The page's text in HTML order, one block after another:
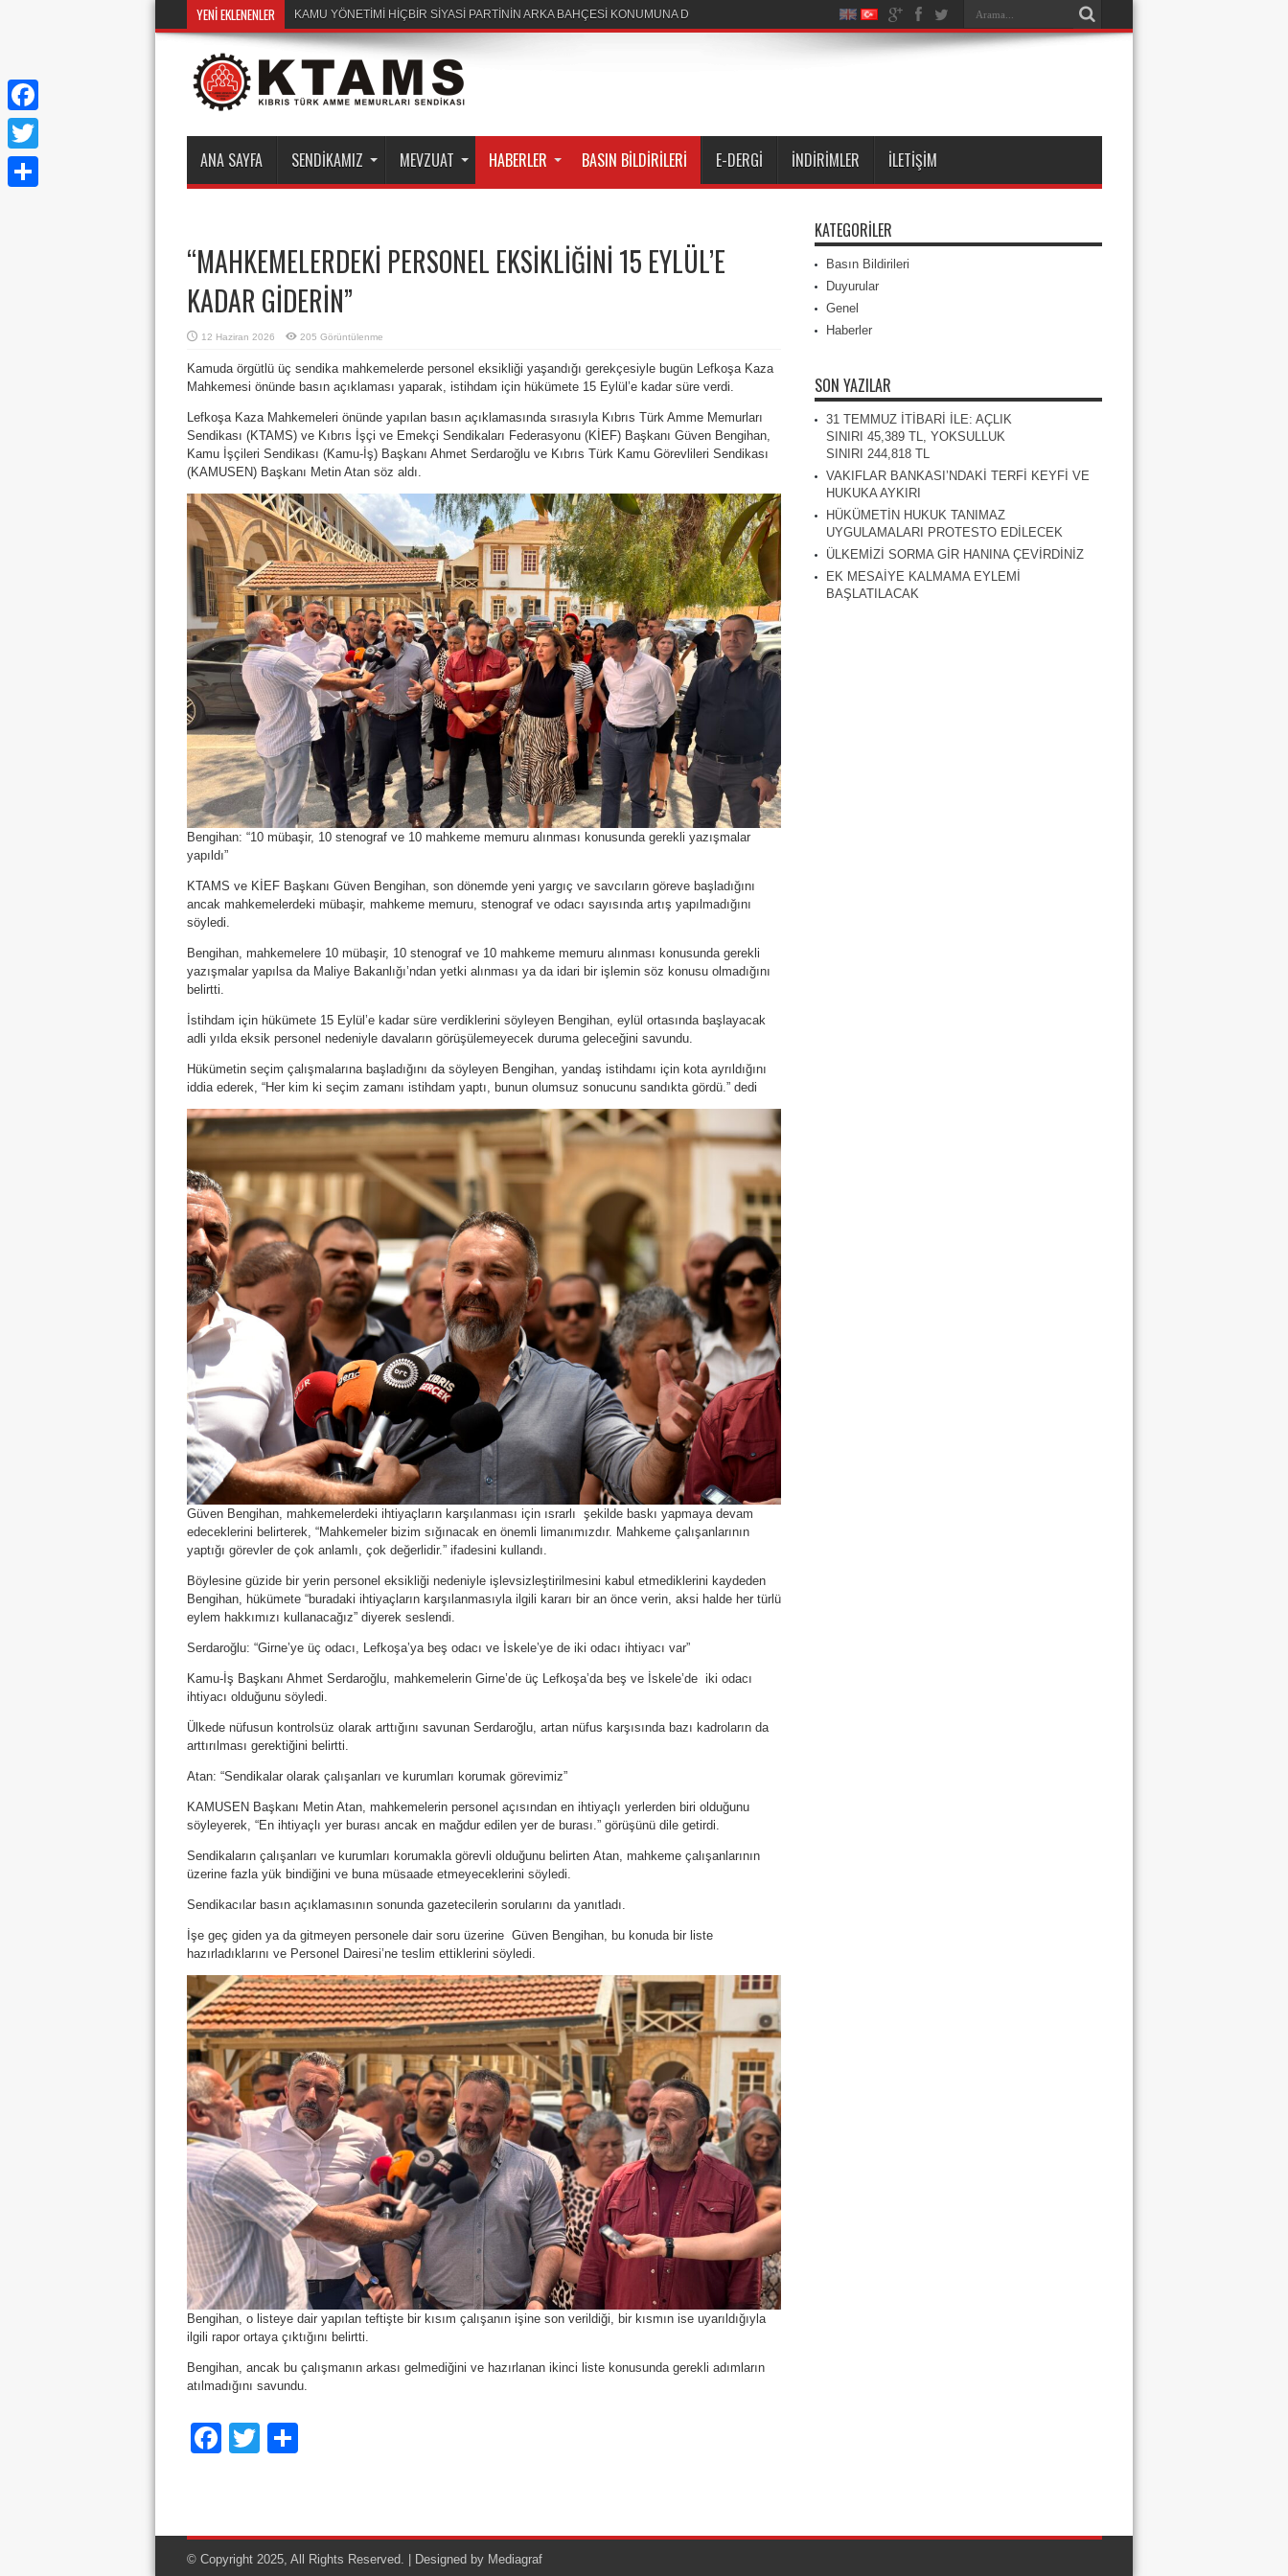
YENI EKLENENLER KAMU YÖNETİMİ HİÇBİR SİYASİ PARTİNİN ARKA BAHÇESİ KONUMUNA DÜŞÜRÜLEMEZ
ANA SAYFA SENDIKAMIZ MEVZUAT HABERLER BASIN BILDIRILERI E-DERGI İNDIRIMLER İLETIŞIM
“MAHKEMELERDEKİ PERSONEL EKSİKLİĞİNİ 15 EYLÜL’E
KADAR GİDERİN”
12 Haziran 2026 205 Görüntülenme
Kamuda örgütlü üç sendika mahkemelerde personel eksikliği yaşandığı gerekçesiyle bugün Lefkoşa Kaza
Mahkemesi önünde basın açıklaması yaparak, istihdam için hükümete 15 Eylül’e kadar süre verdi.
Lefkoşa Kaza Mahkemeleri önünde yapılan basın açıklamasında sırasıyla Kıbrıs Türk Amme Memurları
Sendikası (KTAMS) ve Kıbrıs İşçi ve Emekçi Sendikaları Federasyonu (KİEF) Başkanı Güven Bengihan,
Kamu İşçileri Sendikası (Kamu-İş) Başkanı Ahmet Serdaroğlu ve Kıbrıs Türk Kamu Görevlileri Sendikası
(KAMUSEN) Başkanı Metin Atan söz aldı.
Bengihan: “10 mübaşir, 10 stenograf ve 10 mahkeme memuru alınması konusunda gerekli yazışmalar
yapıldı”
KTAMS ve KİEF Başkanı Güven Bengihan, son dönemde yeni yargıç ve savcıların göreve başladığını
ancak mahkemelerdeki mübaşir, mahkeme memuru, stenograf ve odacı sayısında artış yapılmadığını
söyledi.
Bengihan, mahkemelere 10 mübaşir, 10 stenograf ve 10 mahkeme memuru alınması konusunda gerekli
yazışmalar yapılsa da Maliye Bakanlığı’ndan yetki alınması ya da idari bir işlemin söz konusu olmadığını
belirtti.
İstihdam için hükümete 15 Eylül’e kadar süre verdiklerini söyleyen Bengihan, eylül ortasında başlayacak
adli yılda eksik personel nedeniyle davaların görüşülemeyecek duruma geleceğini savundu.
Hükümetin seçim çalışmalarına başladığını da söyleyen Bengihan, yandaş istihdamı için kota ayrıldığını
iddia ederek, “Her kim ki seçim zamanı istihdam yaptı, bunun olumsuz sonucunu sandıkta gördü.” dedi
Güven Bengihan, mahkemelerdeki ihtiyaçların karşılanması için ısrarlı şekilde baskı yapmaya devam
edeceklerini belirterek, “Mahkemeler bizim sığınacak en önemli limanımızdır. Mahkeme çalışanlarının
yaptığı görevler de çok anlamlı, çok değerlidir.” ifadesini kullandı.
Böylesine güzide bir yerin personel eksikliği nedeniyle işlevsizleştirilmesini kabul etmediklerini kaydeden
Bengihan, hükümete “buradaki ihtiyaçların karşılanmasıyla ilgili kararı bir an önce verin, aksi halde her türlü
eylem hakkımızı kullanacağız” diyerek seslendi.
Serdaroğlu: “Girne’ye üç odacı, Lefkoşa’ya beş odacı ve İskele’ye de iki odacı ihtiyacı var”
Kamu-İş Başkanı Ahmet Serdaroğlu, mahkemelerin Girne’de üç Lefkoşa’da beş ve İskele’de iki odacı
ihtiyacı olduğunu söyledi.
Ülkede nüfusun kontrolsüz olarak arttığını savunan Serdaroğlu, artan nüfus karşısında bazı kadroların da
arttırılması gerektiğini belirtti.
Atan: “Sendikalar olarak çalışanları ve kurumları korumak görevimiz”
KAMUSEN Başkanı Metin Atan, mahkemelerin personel açısından en ihtiyaçlı yerlerden biri olduğunu
söyleyerek, “En ihtiyaçlı yer burası ancak en mağdur edilen yer de burası.” görüşünü dile getirdi.
Sendikaların çalışanları ve kurumları korumakla görevli olduğunu belirten Atan, mahkeme çalışanlarının
üzerine fazla yük bindiğini ve buna müsaade etmeyeceklerini söyledi.
Sendikacılar basın açıklamasının sonunda gazetecilerin sorularını da yanıtladı.
İşe geç giden ya da gitmeyen personele dair soru üzerine Güven Bengihan, bu konuda bir liste
hazırladıklarını ve Personel Dairesi’ne teslim ettiklerini söyledi.
Bengihan, o listeye dair yapılan teftişte bir kısım çalışanın işine son verildiği, bir kısmın ise uyarıldığıyla
ilgili rapor ortaya çıktığını belirtti.
Bengihan, ancak bu çalışmanın arkası gelmediğini ve hazırlanan ikinci liste konusunda gerekli adımların
atılmadığını savundu.
Facebook
Twitter
KATEGORILER
Basın Bildirileri
Duyurular
Genel
Haberler
SON YAZILAR
31 TEMMUZ İTİBARİ İLE: AÇLIK
SINIRI 45,389 TL, YOKSULLUK
SINIRI 244,818 TL
VAKIFLAR BANKASI’NDAKİ TERFİ KEYFİ VE
HUKUKA AYKIRI
HÜKÜMETİN HUKUK TANIMAZ
UYGULAMALARI PROTESTO EDİLECEK
ÜLKEMİZİ SORMA GİR HANINA ÇEVİRDİNİZ
EK MESAİYE KALMAMA EYLEMİ
BAŞLATILACAK
© Copyright 2025, All Rights Reserved. | Designed by Mediagraf
Facebook
Twitter